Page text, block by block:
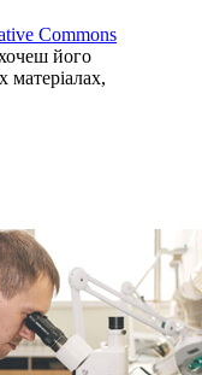
Commons
його
матеріалах,